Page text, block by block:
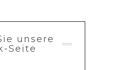
unsere
Seite